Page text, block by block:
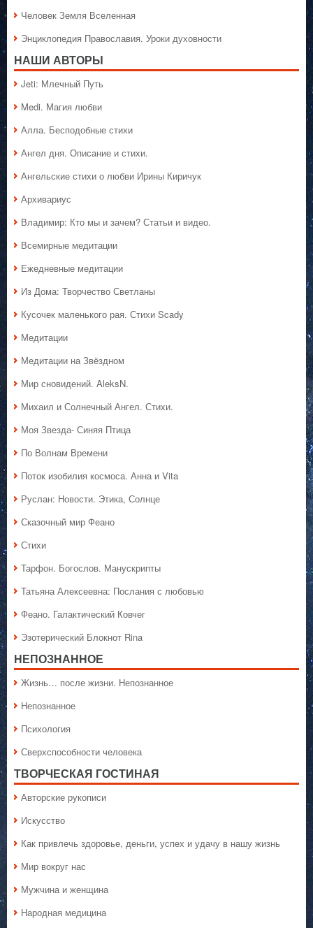
Человек Земля Вселенная
Энциклопедия Православия. Уроки духовности
НАШИ АВТОРЫ
Jeti: Млечный Путь
Medi. Магия любви
Алла. Бесподобные стихи
Ангел дня. Описание и стихи.
Ангельские стихи о любви Ирины Киричук
Архивариус
Владимир: Кто мы и зачем? Статьи и видео.
Всемирные медитации
Ежедневные медитации
Из Дома: Творчество Светланы
Кусочек маленького рая. Стихи Scady
Медитации
Медитации на Звёздном
Мир сновидений. AleksN.
Михаил и Солнечный Ангел. Стихи.
Моя Звезда- Синяя Птица
По Волнам Времени
Поток изобилия космоса. Анна и Vita
Руслан: Новости. Этика, Солнце
Сказочный мир Феано
Стихи
Тарфон. Богослов. Манускрипты
Татьяна Алексеевна: Послания с любовью
Феано. Галактический Ковчег
Эзотерический Блокнот Rina
НЕПОЗНАННОЕ
Жизнь… после жизни. Непознанное
Непознанное
Психология
Сверхспособности человека
ТВОРЧЕСКАЯ ГОСТИНАЯ
Авторские рукописи
Искусство
Как привлечь здоровье, деньги, успех и удачу в нашу жизнь
Мир вокруг нас
Мужчина и женщина
Народная медицина